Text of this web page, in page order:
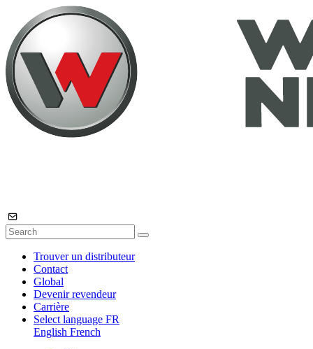
Trouver un distributeur
Contact
Global
Devenir revendeur
Carrière
Select language FR
English French